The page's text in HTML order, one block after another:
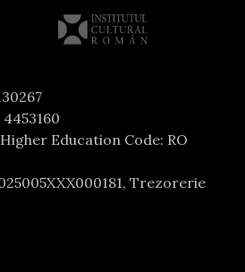
Education Code: RO
Trezorerie